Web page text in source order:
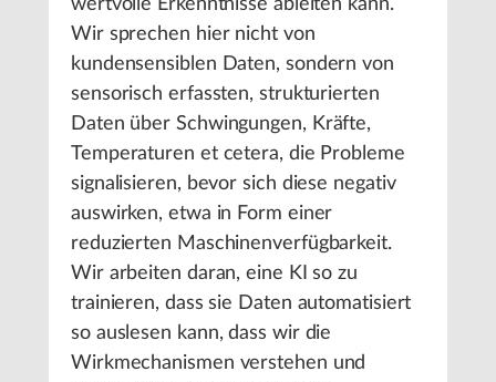
wertvolle Erkenntnisse ableiten kann.
Wir sprechen hier nicht von
kundensensiblen Daten, sondern von
sensorisch erfassten, strukturierten
Daten über Schwingungen, Kräfte,
Temperaturen et cetera, die Probleme
signalisieren, bevor sich diese negativ
auswirken, etwa in Form einer
reduzierten Maschinenverfügbarkeit.
Wir arbeiten daran, eine KI so zu
trainieren, dass sie Daten automatisiert
so auslesen kann, dass wir die
Wirkmechanismen verstehen und